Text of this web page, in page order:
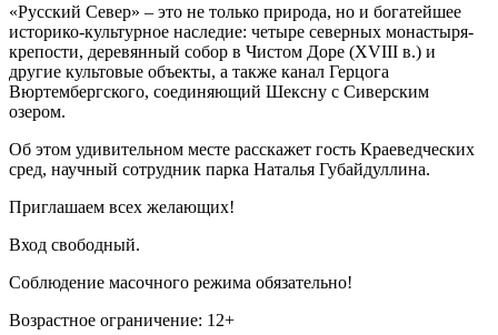
«Русский Север» – это не только природа, но и богатейшее
историко-культурное наследие: четыре северных монастыря-
крепости, деревянный собор в Чистом Доре (XVIII в.) и
другие культовые объекты, а также канал Герцога
Вюртембергского, соединяющий Шексну с Сиверским
озером.
Об этом удивительном месте расскажет гость Краеведческих
сред, научный сотрудник парка Наталья Губайдуллина.
Приглашаем всех желающих!
Вход свободный.
Соблюдение масочного режима обязательно!
Возрастное ограничение: 12+